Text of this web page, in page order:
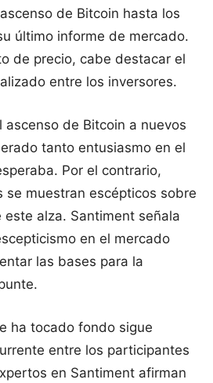
de Bitcoin hasta los
último informe de mercado.
de precio, cabe destacar el
entre los inversores.
ascenso de Bitcoin a nuevos
tanto entusiasmo en el
Por el contrario,
se muestran escépticos sobre
alza. Santiment señala
en el mercado
las bases para la
ha tocado fondo sigue
entre los participantes
en Santiment afirman